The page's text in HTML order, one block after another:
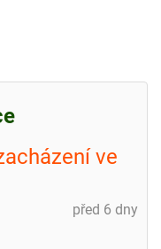
ve
před 6 dny